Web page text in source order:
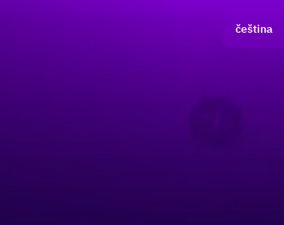
čeština